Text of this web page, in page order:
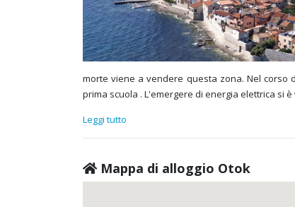
morte viene a vendere questa zona. Nel corso
prima scuola . L'emergere di energia elettrica si
Leggi tutto
Mappa di alloggio Otok